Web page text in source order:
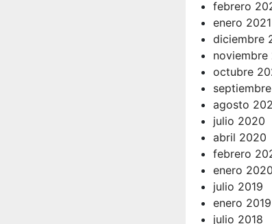
febrero
enero 2021
diciembre
noviembre
octubre
agosto
julio 2020
abril 2020
febrero
enero 2020
julio 2019
enero 2019
julio 2018